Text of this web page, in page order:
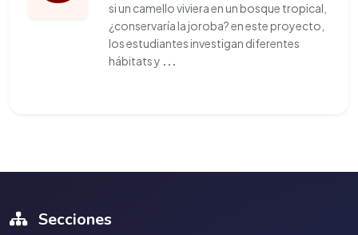
si un camello viviera en un bosque tropical,
¿conservaría la joroba? en este proyecto,
los estudiantes investigan diferentes
hábitats y ...
Secciones